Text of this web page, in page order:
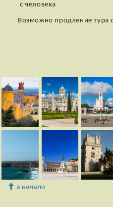
с человека
Возможно продление тура с
в начало